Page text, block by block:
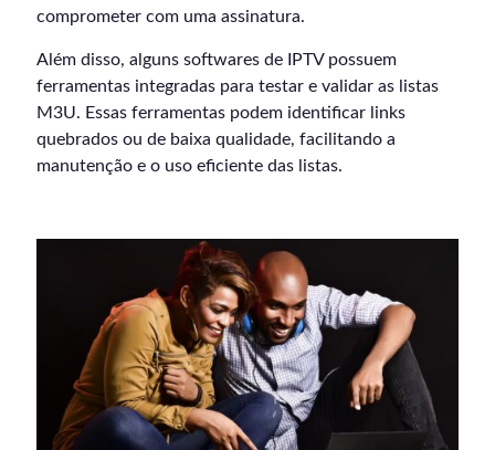
comprometer com uma assinatura.
Além disso, alguns softwares de IPTV possuem
ferramentas integradas para testar e validar as listas
M3U. Essas ferramentas podem identificar links
quebrados ou de baixa qualidade, facilitando a
manutenção e o uso eficiente das listas.